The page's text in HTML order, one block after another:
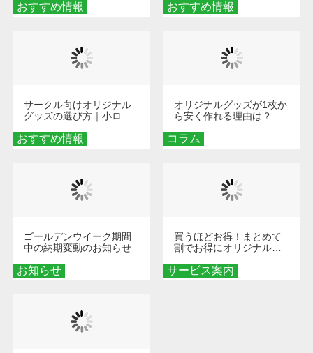
おすすめ情報
くなる巾着＆ポーチ活用
術
おすすめ情報
秘訣
おすすめ情報
サークル向けオリジナル
グッズの選び方｜小ロッ
める秘訣
コラム
オリジナルグッズが1枚か
ら安く作れる理由は？オ
とメリットを解説
お知らせ
ゴールデンウイーク期間
中の納期変動のお知らせ
サービス案内
買うほどお得！まとめて
割でお得にオリジナルグ